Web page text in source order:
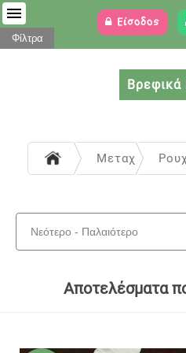
Είσοδος
Φίλτρα
Βρεφικά
Αποτελέσματα